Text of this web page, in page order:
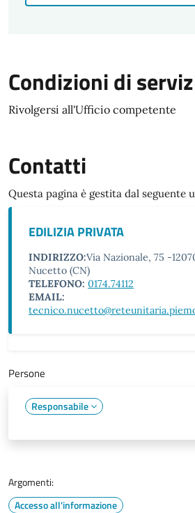
Condizioni di
Rivolgersi all'Ufficio competente
Contatti
Questa pagina è gestita dal seguente
EDILIZIA PRIVATA
INDIRIZZO:Via Nazionale, 75 -
Nucetto (CN)
TELEFONO: 0174.74112
EMAIL:
Persone
Responsabile
Argomenti:
Accesso all'informazione